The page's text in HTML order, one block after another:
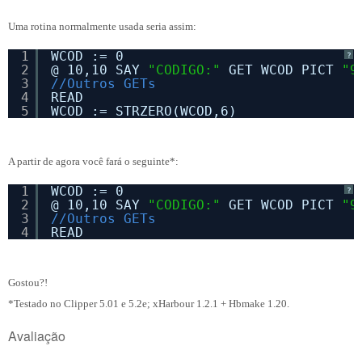
Uma rotina normalmente usada seria assim:
?
1
2
3
4
5
WCOD := 0
@ 10,10 SAY
"CODIGO:" GET WCOD PICT
//Outros GETs
READ
WCOD := STRZERO(WCOD,6)
A partir de agora você fará o seguinte*:
?
1
2
3
4
WCOD := 0
@ 10,10 SAY
"CODIGO:" GET WCOD PICT
//Outros GETs
READ
Gostou?!
*Testado no Clipper 5.01 e 5.2e; xHarbour 1.2.1 + Hbmake 1.20.
Avaliação